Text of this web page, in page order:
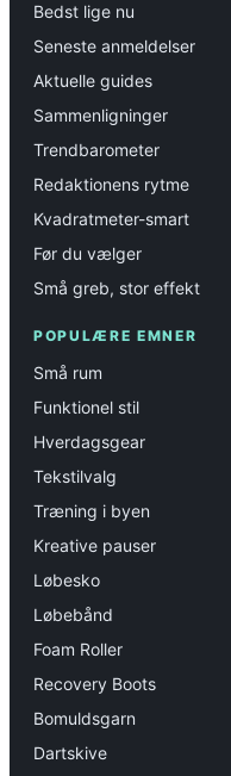
Bedst lige nu
Seneste anmeldelser
Aktuelle guides
Sammenligninger
Trendbarometer
Redaktionens rytme
Kvadratmeter-smart
Før du vælger
Små greb, stor effekt
POPULÆRE EMNER
Små rum
Funktionel stil
Hverdagsgear
Tekstilvalg
Træning i byen
Kreative pauser
Løbesko
Løbebånd
Foam Roller
Recovery Boots
Bomuldsgarn
Dartskive